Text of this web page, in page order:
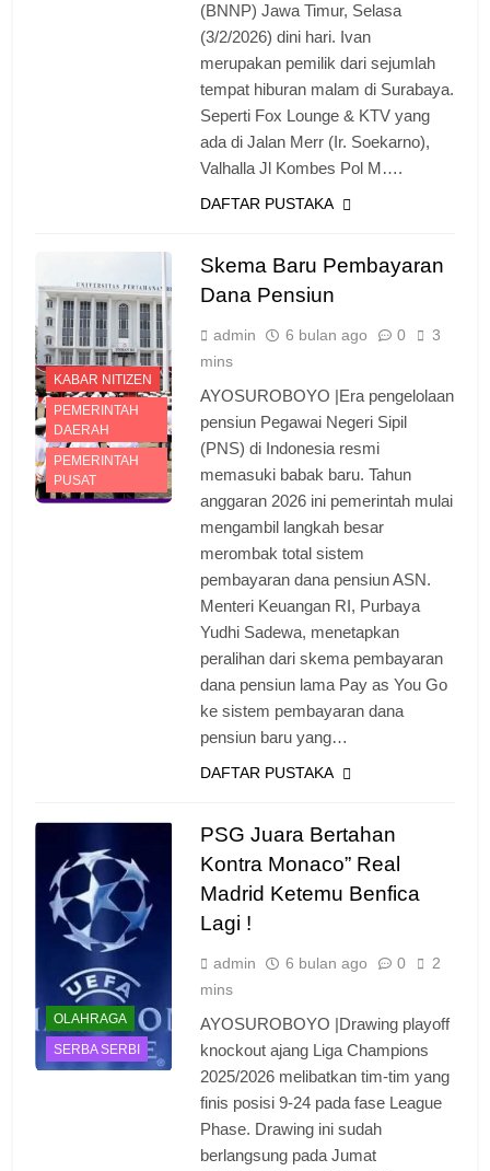
(BNNP) Jawa Timur, Selasa
(3/2/2026) dini hari. Ivan
merupakan pemilik dari sejumlah
tempat hiburan malam di Surabaya.
Seperti Fox Lounge & KTV yang
ada di Jalan Merr (Ir. Soekarno),
Valhalla Jl Kombes Pol M….
DAFTAR PUSTAKA
KABAR NITIZEN
PEMERINTAH
DAERAH
PEMERINTAH
PUSAT
Skema Baru Pembayaran
Dana Pensiun
admin 6 bulan ago 0
3
mins
AYOSUROBOYO |Era pengelolaan
pensiun Pegawai Negeri Sipil
(PNS) di Indonesia resmi
memasuki babak baru. Tahun
anggaran 2026 ini pemerintah mulai
mengambil langkah besar
merombak total sistem
pembayaran dana pensiun ASN.
Menteri Keuangan RI, Purbaya
Yudhi Sadewa, menetapkan
peralihan dari skema pembayaran
dana pensiun lama Pay as You Go
ke sistem pembayaran dana
pensiun baru yang…
DAFTAR PUSTAKA
OLAHRAGA
SERBA SERBI
PSG Juara Bertahan
Kontra Monaco” Real
Madrid Ketemu Benfica
Lagi !
admin 6 bulan ago 0
2
mins
AYOSUROBOYO |Drawing playoff
knockout ajang Liga Champions
2025/2026 melibatkan tim-tim yang
finis posisi 9-24 pada fase League
Phase. Drawing ini sudah
berlangsung pada Jumat